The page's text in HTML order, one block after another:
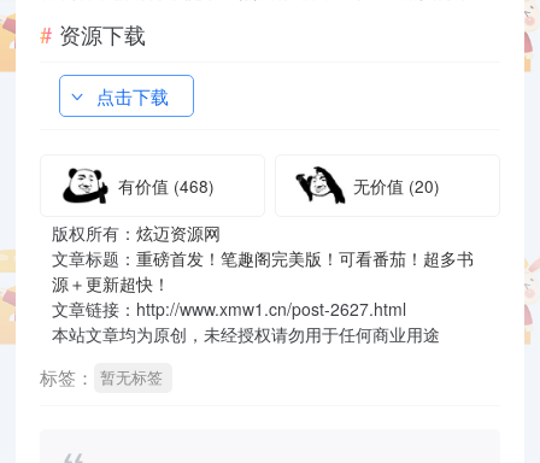
资源下载
点击下载
有价值 (468) 无价值 (20)
版权所有：炫迈资源网
文章标题：重磅首发！笔趣阁完美版！可看番茄！超多书
源＋更新超快！
文章链接：http://www.xmw1.cn/post-2627.html
本站文章均为原创，未经授权请勿用于任何商业用途
标签： 暂无标签